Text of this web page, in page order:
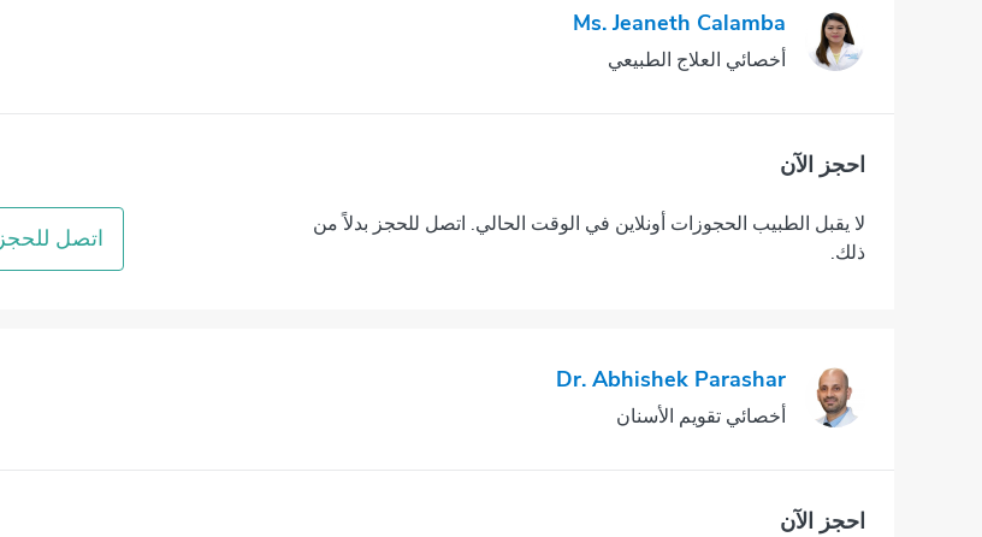
Ms. Jeaneth Calamba
أخصائي العلاج الطبيعي
احجز الآن
لا يقبل الطبيب الحجوزات أونلاين في الوقت الحالي. اتصل للحجز بدلاً من
ذلك.
اتصل للحجز
Dr. Abhishek Parashar
أخصائي تقويم الأسنان
احجز الآن